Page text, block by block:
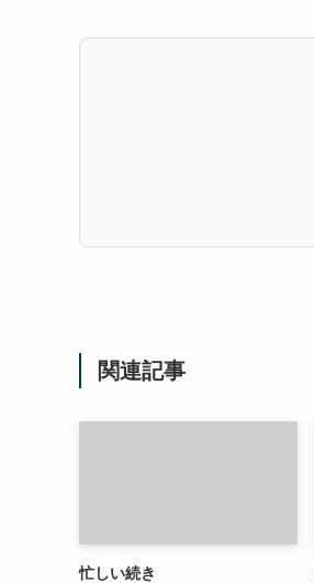
関連記事
忙しい続き